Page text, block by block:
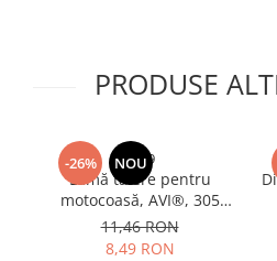
Accesorii corpuri de iluminat
Accesorii prize si intrerupatoare
Aplice fatada
Aplice si plafoniere
PRODUSE
-26% NOU
2539
Lamă tăiere pentru
motocoasă, AVI®, 305
mm, 2T, zimțată, grosime
lamă 1.6 mm, alezaj 25.4
11,46 RON
8,49 RON